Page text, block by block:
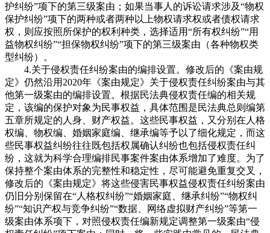
护纠纷”项下的第三级案由；如果当事人的诉讼请求涉及“物权
保护纠纷”项下的两种或者两种以上物权请求权或者债权请求
权，则应按照所保护的权利种类，选择适用“所有权纠纷”“用
益物权纠纷”“担保物权纠纷”项下的第三级案由（各种物权类
型纠纷）。
4.关于侵权责任纠纷案由的编排设置。修改后的《案由规
定》仍然沿用2020年《案由规定》关于侵权责任纠纷案由与其
他第一级案由的编排设置。根据民法典侵权责任编的相关规
定，该编的保护对象为民事权益，具体范围是民法典总则编第
五章所规定的人身、财产权益。这些民事权益，又分别在人格
权编、物权编、婚姻家庭编、继承编等予以了细化规定，而这
些民事权益纠纷往往既包括权属确认纠纷也包括侵权责任纠
纷，这就为科学合理编排民事案件案由体系增加了难度。为了
保持整个案由体系的完整性和稳定性，尽可能避免重复交叉，
修改后的《案由规定》将这些侵害民事权益侵权责任纠纷案由
仍旧分别保留在“人格权纠纷”“婚姻家庭、继承纠纷”“物权纠
纷”“知识产权与竞争纠纷”“数据、网络虚拟财产纠纷”等第一
级案由体系项下，对照侵权责任编新规定调整第一级案由“侵